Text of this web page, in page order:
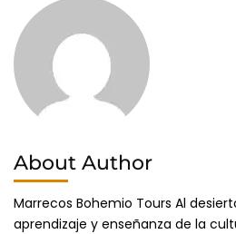
About Author
Marrecos Bohemio Tours Al
aprendizaje y enseñanza de la